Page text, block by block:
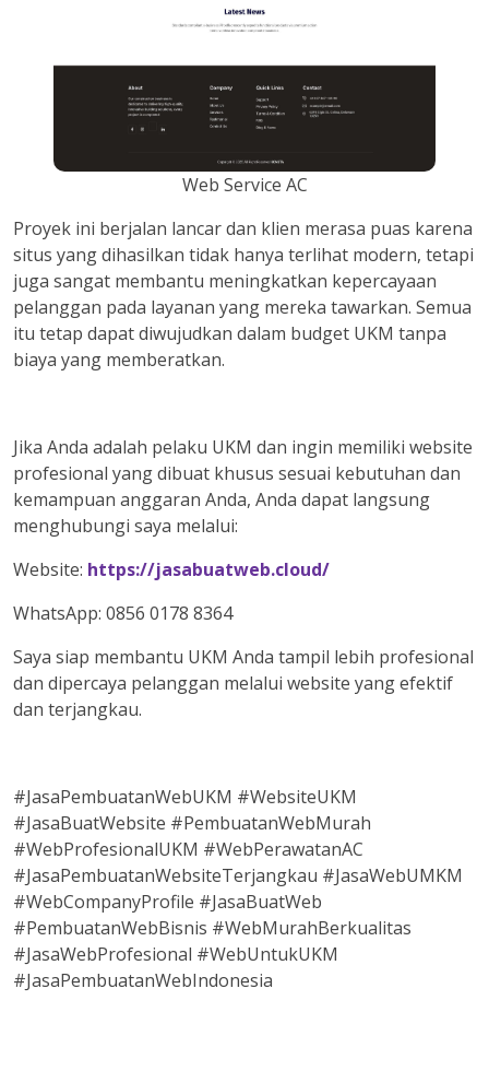
Web Service AC
Proyek ini berjalan lancar dan klien merasa puas karena
situs yang dihasilkan tidak hanya terlihat modern, tetapi
juga sangat membantu meningkatkan kepercayaan
pelanggan pada layanan yang mereka tawarkan. Semua
itu tetap dapat diwujudkan dalam budget UKM tanpa
biaya yang memberatkan.
Jika Anda adalah pelaku UKM dan ingin memiliki website
profesional yang dibuat khusus sesuai kebutuhan dan
kemampuan anggaran Anda, Anda dapat langsung
menghubungi saya melalui:
Website: https://jasabuatweb.cloud/
WhatsApp: 0856 0178 8364
Saya siap membantu UKM Anda tampil lebih profesional
dan dipercaya pelanggan melalui website yang efektif
dan terjangkau.
#JasaPembuatanWebUKM #WebsiteUKM
#JasaBuatWebsite #PembuatanWebMurah
#WebProfesionalUKM #WebPerawatanAC
#JasaPembuatanWebsiteTerjangkau #JasaWebUMKM
#WebCompanyProfile #JasaBuatWeb
#PembuatanWebBisnis #WebMurahBerkualitas
#JasaWebProfesional #WebUntukUKM
#JasaPembuatanWebIndonesia